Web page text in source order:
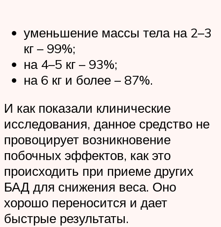
уменьшение массы тела на 2–3
кг – 99%;
на 4–5 кг – 93%;
на 6 кг и более – 87%.
И как показали клинические
исследования, данное средство не
провоцирует возникновение
побочных эффектов, как это
происходить при приеме других
БАД для снижения веса. Оно
хорошо переносится и дает
быстрые результаты.